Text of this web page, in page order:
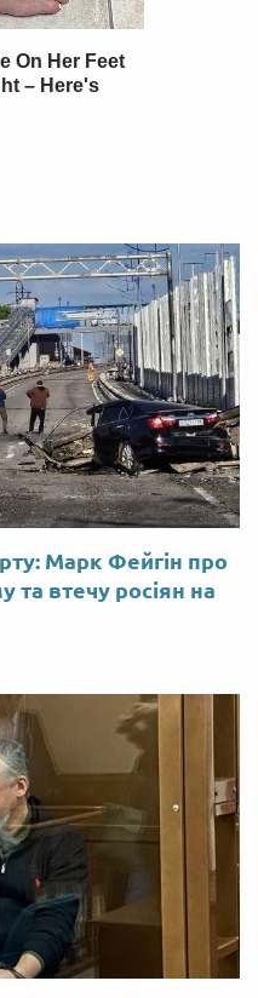
Марк Фейгін про
та втечу росіян на